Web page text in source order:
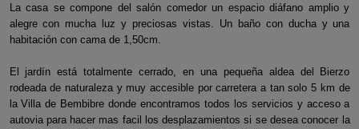
La casa se compone del salón comedor un espacio diáfano amplio y
alegre con mucha luz y preciosas vistas. Un baño con ducha y una
habitación con cama de 1,50cm.
El jardín está totalmente cerrado, en una pequeña aldea del Bierzo
rodeada de naturaleza y muy accesible por carretera a tan solo 5 km de
la Villa de Bembibre donde encontramos todos los servicios y acceso a
autovia para hacer mas facil los desplazamientos si se desea conocer la